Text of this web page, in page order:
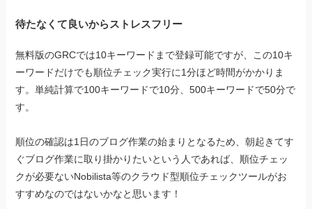
待たなくて良いからストレスフリー
無料版のGRCでは10キーワードまで登録可能ですが、この10キ
ーワードだけでも順位チェック実行に1分ほど時間がかかりま
す。単純計算で100キーワードで10分、500キーワードで50分で
す。
順位の確認は1日のブログ作業の始まりとなるため、朝起きてす
ぐブログ作業に取り掛かりたいという人であれば、順位チェッ
クが必要ないNobilista等のクラウド型順位チェックツールがお
すすめなのではないかなと思います！